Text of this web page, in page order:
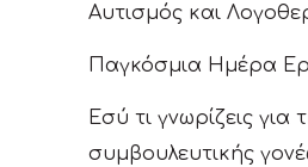
Αυτισμός και
Παγκόσμια Ημέρα
Εσύ τι γνωρίζεις για
συμβουλευτικής